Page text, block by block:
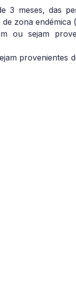
3 meses, das
zona endémica
ou sejam
provenientes